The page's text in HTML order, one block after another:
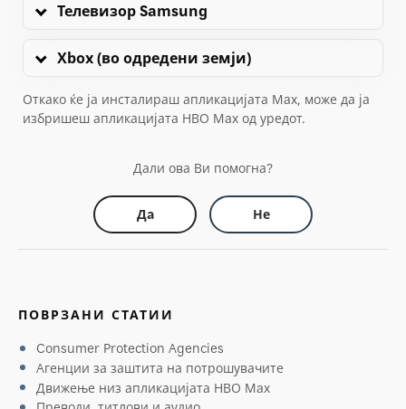
Телевизор Samsung
Xbox (во одредени земји)
Откако ќе ја инсталираш апликацијата Max, може да ја
избришеш апликацијата HBO Max од уредот.
Дали ова Ви помогна?
Да Не
ПОВРЗАНИ СТАТИИ
Consumer Protection Agencies
Агенции за заштита на потрошувачите
Движење низ апликацијата HBO Max